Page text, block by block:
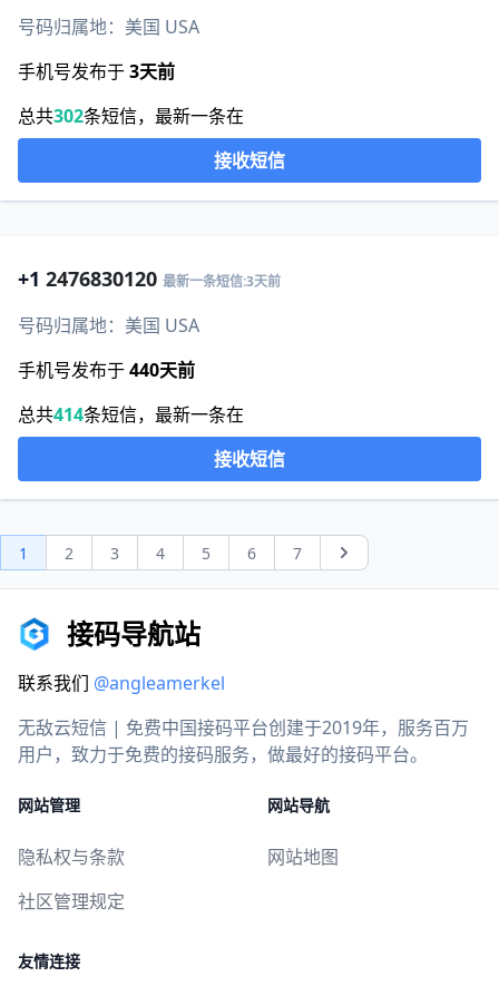
号码归属地：美国 USA
手机号发布于3天前
总共302条短信，最新一条在
接收短信
+1 2476830120 最新一条短信:3天前
号码归属地：美国 USA
手机号发布于440天前
总共414条短信，最新一条在
接收短信
1 2 3 4 5 6 7 Next
接码导航站
联系我们 @angleamerkel
无敌云短信 | 免费中国接码平台创建于2019年，服务百万
用户，致力于免费的接码服务，做最好的接码平台。
网站管理
隐私权与条款
社区管理规定
网站导航
网站地图
友情连接